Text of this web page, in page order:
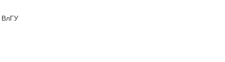
ВлГУ